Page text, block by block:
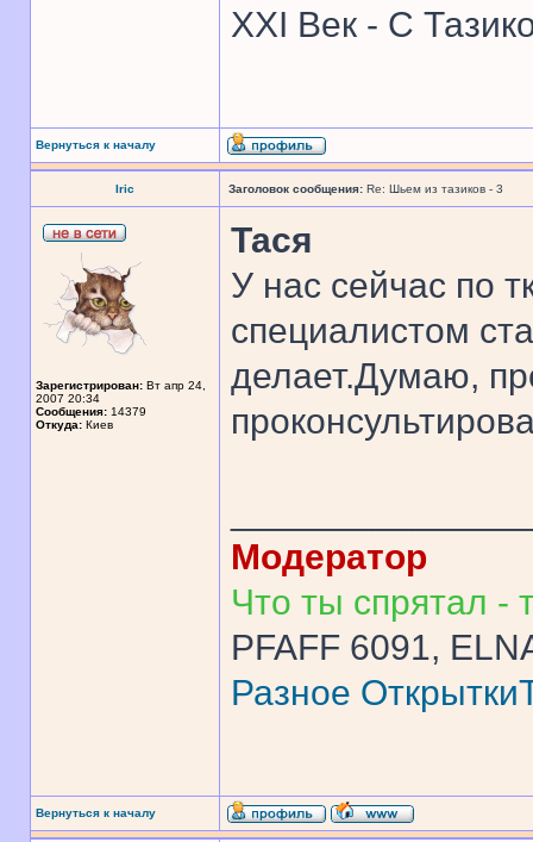
XXI Век - С
Вернуться к началу
Iric Заголовок сообщения: Re: Шьем из тазиков - 3
Зарегистрирован: Вт апр 24,
2007 20:34
Сообщения: 14379
Откуда: Киев
Тася
У нас сейчас по
специалистом
делает.Думаю,
Модератор
Что ты спрятал -
PFAFF 6091,
Разное Открытки
Вернуться к началу